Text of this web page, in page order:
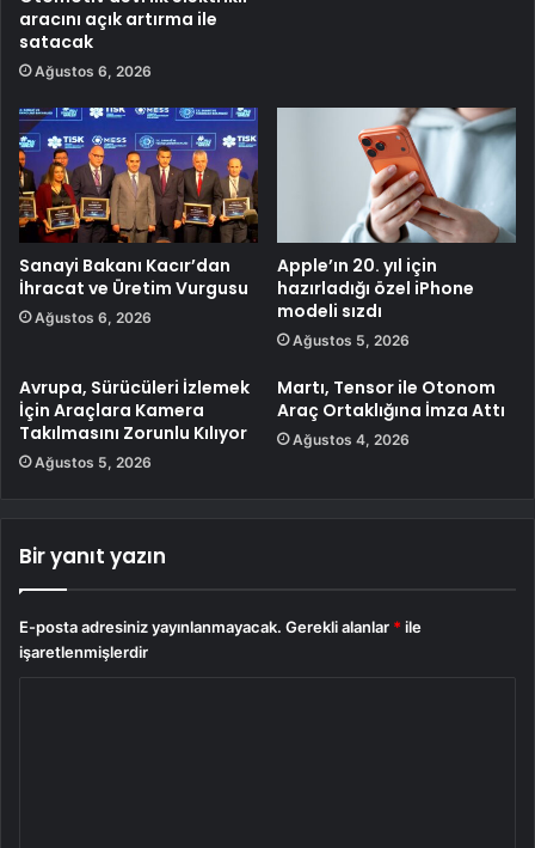
aracını açık artırma ile
satacak
Ağustos 6, 2026
Sanayi Bakanı Kacır’dan
İhracat ve Üretim Vurgusu
Ağustos 6, 2026
Apple’ın 20. yıl için
hazırladığı özel iPhone
modeli sızdı
Ağustos 5, 2026
Avrupa, Sürücüleri İzlemek
İçin Araçlara Kamera
Takılmasını Zorunlu Kılıyor
Ağustos 5, 2026
Martı, Tensor ile Otonom
Araç Ortaklığına İmza Attı
Ağustos 4, 2026
Bir yanıt yazın
E-posta adresiniz yayınlanmayacak. Gerekli alanlar * ile
işaretlenmişlerdir